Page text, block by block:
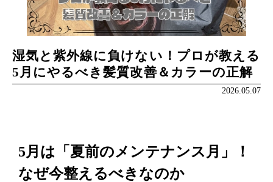
湿気と紫外線に負けない！プロが教える
5月にやるべき髪質改善＆カラーの正解
2026.05.07
5月は「夏前のメンテナンス月」！
なぜ今整えるべきなのか